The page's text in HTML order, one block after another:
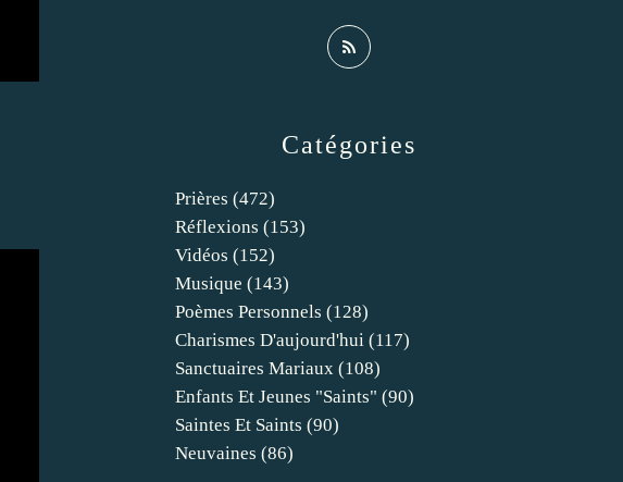
Catégories
Prières (472)
Réflexions (153)
Vidéos (152)
Musique (143)
Poèmes Personnels (128)
Charismes D'aujourd'hui (117)
Sanctuaires Mariaux (108)
Enfants Et Jeunes "saints" (90)
Saintes Et Saints (90)
Neuvaines (86)